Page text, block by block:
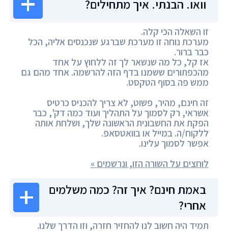
וואו. הבנתי. איך מתחילים?
זו השאלה הכי קלה.
מערכת נוחה זו מערכת שברגע שנכנסים אליה, הכל
כבר ברור.
אז קל, כל מה שנשאר לך זה ללחוץ על אחד
מהכפתורים ששמנו בדף הזה להרשמה. אחד מהם גם
ממש פה בסוף הטקסט.
זה חינם, מהיר, פשוט, לא צריך להכניס כרטיס
אשראי, רק לסמוך על התהליך ועוד כמה דק', כבר
הפקת את החשבונית הראשונה שלך, ושלחת אותה
ללקוח/ה. במייל או בוואטסאפ.
אפשר לסמוך עלינו.
לוחצים על השורה הזו, ונרשמים »
באמת חינם? איך זה? כמה משלמים
אחרי?
תמיד היה חשוב לנו להחזיר חזרה, וזו הדרך שלנו.